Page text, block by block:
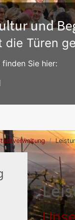
und
die Türen
Sie hier: